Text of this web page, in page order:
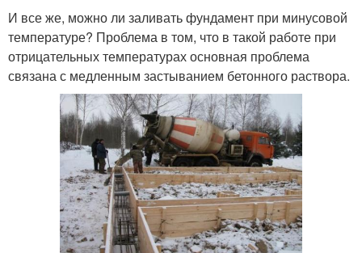
И все же, можно ли заливать фундамент при минусовой
температуре? Проблема в том, что в такой работе при
отрицательных температурах основная проблема
связана с медленным застыванием бетонного раствора.